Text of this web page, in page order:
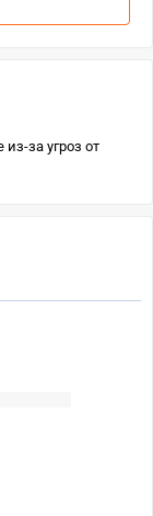
за угроз от